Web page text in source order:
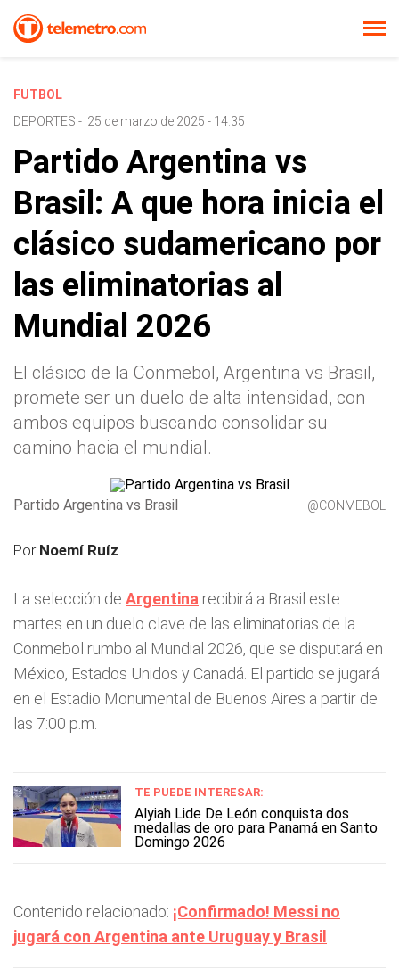
FUTBOL
DEPORTES - 25 de marzo de 2025 - 14:35
Partido Argentina vs
Brasil: A que hora inicia el
clásico sudamericano por
las eliminatorias al
Mundial 2026
El clásico de la Conmebol, Argentina vs Brasil,
promete ser un duelo de alta intensidad, con
ambos equipos buscando consolidar su
camino hacia el mundial.
Partido Argentina vs Brasil @CONMEBOL
Por Noemí Ruíz
La selección de Argentina recibirá a Brasil este
martes en un duelo clave de las eliminatorias de la
Conmebol rumbo al Mundial 2026, que se disputará en
México, Estados Unidos y Canadá. El partido se jugará
en el Estadio Monumental de Buenos Aires a partir de
las 7:00 p.m.
TE PUEDE INTERESAR:
Alyiah Lide De León conquista dos
medallas de oro para Panamá en Santo
Domingo 2026
Contenido relacionado: ¡Confirmado! Messi no
jugará con Argentina ante Uruguay y Brasil